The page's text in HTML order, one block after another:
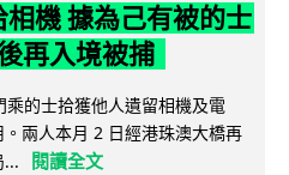
機 據為己有被的士
再入境被捕
的士拾獲他人遺留相機及電
兩人本月 2 日經港珠澳大橋再
...
閱讀全文